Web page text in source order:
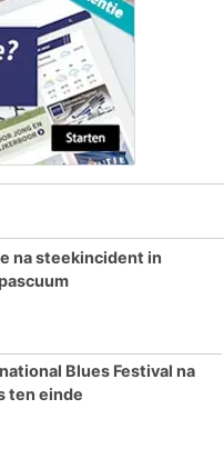
na steekincident in
Blues Festival na
ten einde